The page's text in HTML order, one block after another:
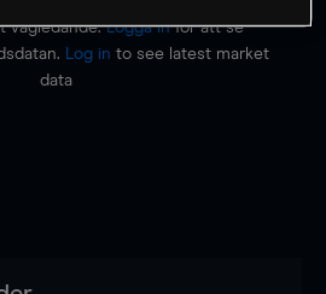
vägledande.Logga inför att se
Log in to see latest market
data